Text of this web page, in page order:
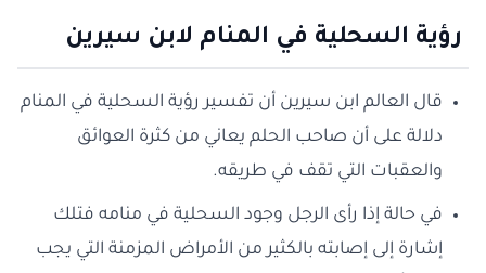
رؤية السحلية في المنام لابن سيرين
قال العالم ابن سيرين أن تفسير رؤية السحلية في المنام
دلالة على أن صاحب الحلم يعاني من كثرة العوائق
والعقبات التي تقف في طريقه.
في حالة إذا رأى الرجل وجود السحلية في منامه فتلك
إشارة إلى إصابته بالكثير من الأمراض المزمنة التي يجب